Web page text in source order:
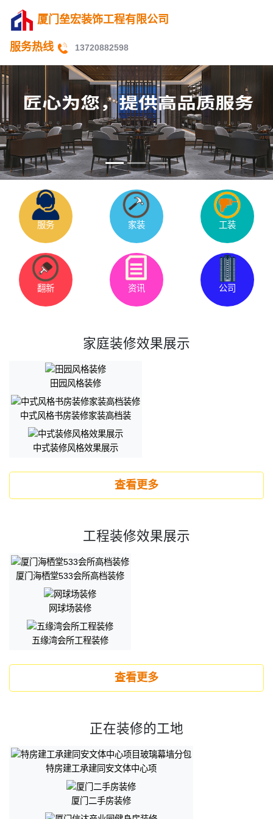
厦门垒宏装饰工程有限公司
服务热线 13720882598
服务 家装 工装
翻新 资讯 公司
家庭装修效果展示
田园风格装修
中式风格书房装修家装高档装
中式装修风格效果展示
查看更多
工程装修效果展示
厦门海栖堂533会所高档装修
网球场装修
五缘湾会所工程装修
查看更多
正在装修的工地
特房建工承建同安文体中心项
厦门二手房装修